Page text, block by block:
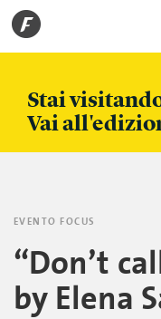
Stai
Vai
EVENTO FOCUS
“Don’t
by Elena